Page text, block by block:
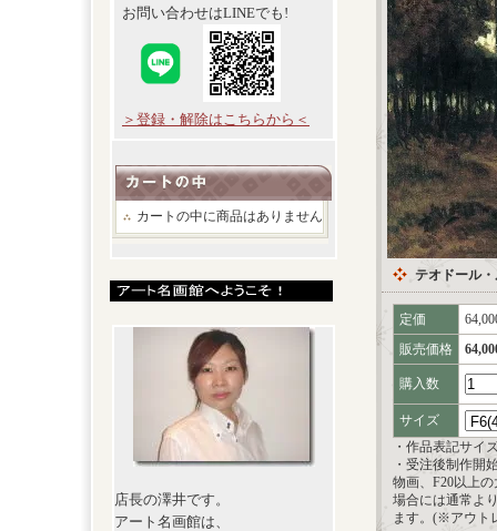
お問い合わせはLINEでも!
＞登録・解除はこちらから＜
カートの中に商品はありません
店長の澤井です。
アート名画館は、
テオドール
定価
販売価格
購入数
サイズ
・作品表記サイ
・受注後制作開
物画、F20以上
場合には通常よ
ます。(※アウト